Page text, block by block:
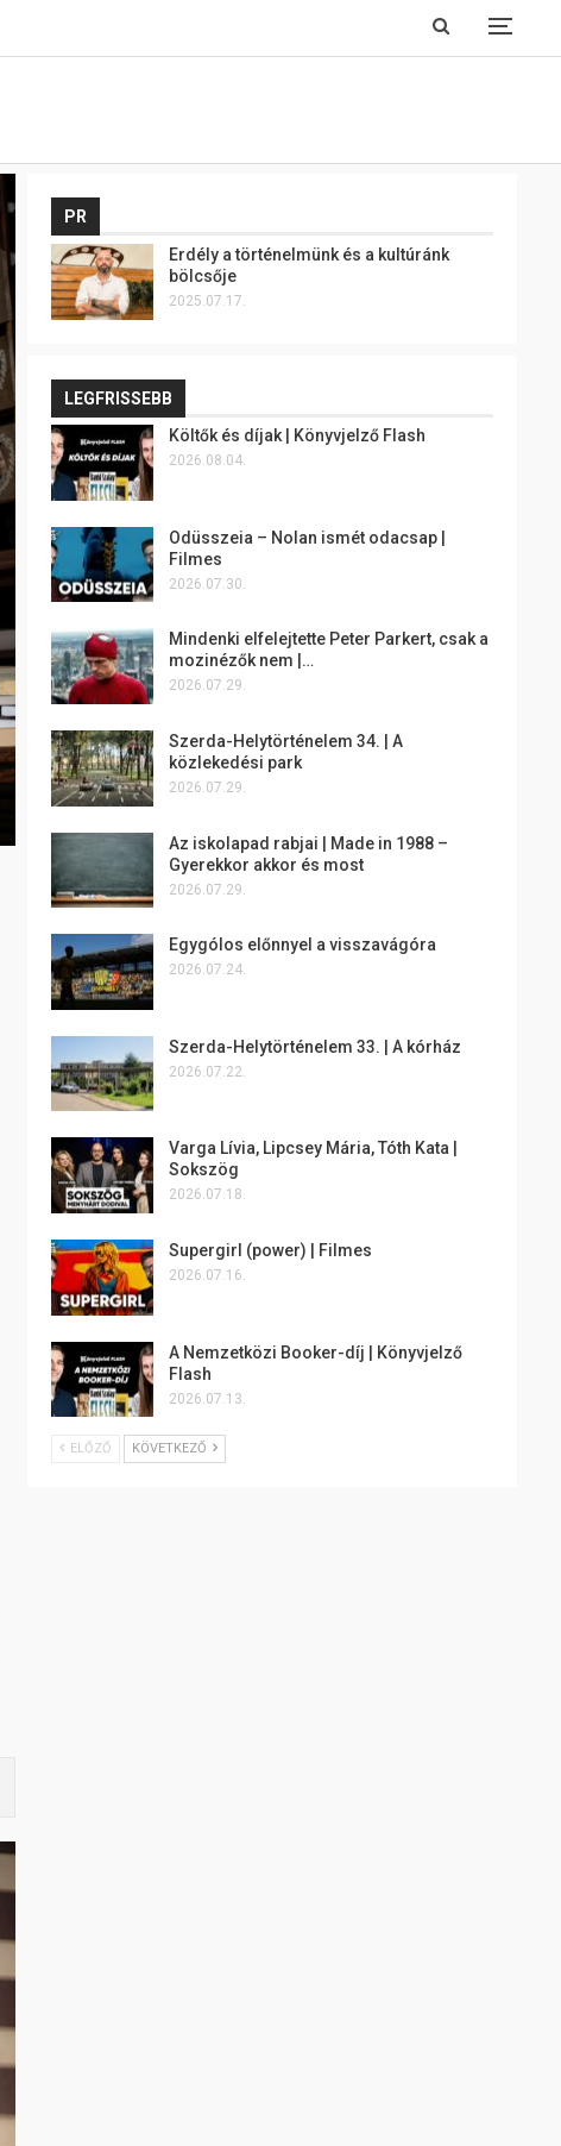
PR
Erdély a történelmünk és a kultúránk
bölcsője
2025.07.17.
LEGFRISSEBB
Költők és díjak | Könyvjelző Flash
2026.08.04.
Odüsszeia – Nolan ismét odacsap |
Filmes
2026.07.30.
Mindenki elfelejtette Peter Parkert, csak a
mozinézők nem |…
2026.07.29.
Szerda-Helytörténelem 34. | A
közlekedési park
2026.07.29.
Az iskolapad rabjai | Made in 1988 –
Gyerekkor akkor és most
2026.07.29.
Egygólos előnnyel a visszavágóra
2026.07.24.
Szerda-Helytörténelem 33. | A kórház
2026.07.22.
Varga Lívia, Lipcsey Mária, Tóth Kata |
Sokszög
2026.07.18.
Supergirl (power) | Filmes
2026.07.16.
A Nemzetközi Booker-díj | Könyvjelző
Flash
2026.07.13.
ELŐZŐ KÖVETKEZŐ